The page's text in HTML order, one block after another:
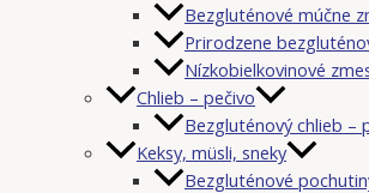
Bezgluténové múčne
Prirodzene
Nízkobielkovinové
Chlieb – pečivo
Bezgluténový chlieb –
Keksy, müsli, sneky
Bezgluténové